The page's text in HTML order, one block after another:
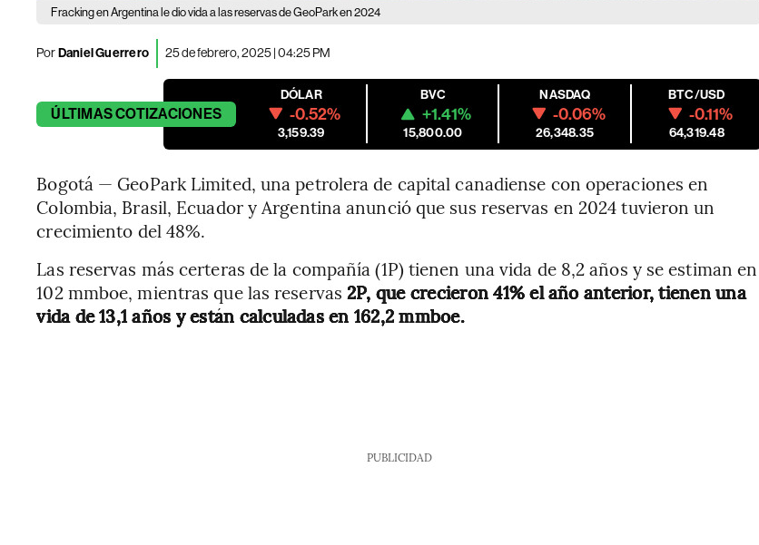
Fracking en Argentina le dio vida a las reservas de GeoPark en 2024
PorDaniel Guerrero 25 de febrero, 2025 | 04:25 PM
ÚLTIMASCOTIZACIONES
DÓLAR
-0.52%
3,159.39
BVC
+1.41%
15,800.00
NASDAQ
-0.06%
26,348.35
BTC/USD
-0.11%
64,319.48
Bogotá — GeoPark Limited, una petrolera de capital canadiense con operaciones en
Colombia, Brasil, Ecuador y Argentina anunció que sus reservas en 2024 tuvieron un
crecimiento del 48%.
Las reservas más certeras de la compañía (1P) tienen una vida de 8,2 años y se estiman en
102 mmboe, mientras que las reservas 2P, que crecieron 41% el año anterior, tienen una
vida de 13,1 años y están calculadas en 162,2 mmboe.
PUBLICIDAD